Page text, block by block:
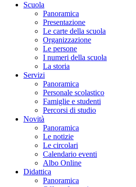
Scuola
Panoramica
Presentazione
Le carte della scuola
Organizzazione
Le persone
I numeri della scuola
La storia
Servizi
Panoramica
Personale scolastico
Famiglie e studenti
Percorsi di studio
Novità
Panoramica
Le notizie
Le circolari
Calendario eventi
Albo Online
Didattica
Panoramica